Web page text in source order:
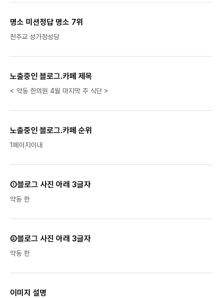
명소 미션정답 명소 7위
천주교 성가정성당
노출중인 블로그.카페 제목
< 약동 한의원 4월 마지막 주 식단 >
노출중인 블로그.카페 순위
1페이지이내
①블로그 사진 아래 3글자
약동 한
②블로그 사진 아래 3글자
약동 한
이미지 설명